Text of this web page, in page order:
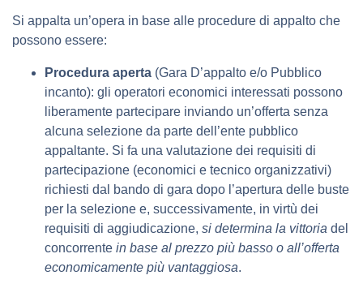
Si appalta un’opera in base alle procedure di appalto che
possono essere:
Procedura aperta (Gara D’appalto e/o Pubblico
incanto): gli operatori economici interessati possono
liberamente partecipare inviando un’offerta senza
alcuna selezione da parte dell’ente pubblico
appaltante. Si fa una valutazione dei requisiti di
partecipazione (economici e tecnico organizzativi)
richiesti dal bando di gara dopo l’apertura delle buste
per la selezione e, successivamente, in virtù dei
requisiti di aggiudicazione, si determina la vittoria del
concorrente in base al prezzo più basso o all’offerta
economicamente più vantaggiosa.